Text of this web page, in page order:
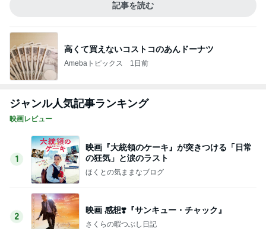
記事を読む
高くて買えないコストコのあんドーナツ
Amebaトピックス 1日前
ジャンル人気記事ランキング
映画レビュー
1
映画『大統領のケーキ』が突きつける「日常
の狂気」と涙のラスト
ほくとの気ままなブログ
2
映画 感想❣️『サンキュー・チャック』
さくらの暇つぶし日記